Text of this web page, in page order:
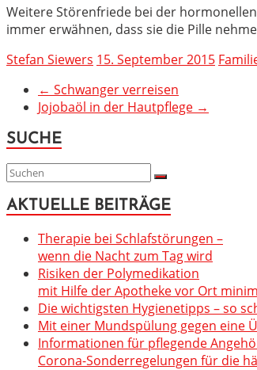
Weitere Störenfriede bei der
immer erwähnen, dass sie die Pille
Stefan Siewers 15. September 2015
← Schwanger verreisen
Jojobaöl in der Hautpflege →
SUCHE
AKTUELLE BEITRÄGE
Therapie bei Schlafstörungen –
wenn die Nacht zum Tag wird
Risiken der Polymedikation
mit Hilfe der Apotheke vor Ort
Die wichtigsten Hygienetipps – so
Mit einer Mundspülung gegen eine
Informationen für pflegende
Corona-Sonderregelungen für die